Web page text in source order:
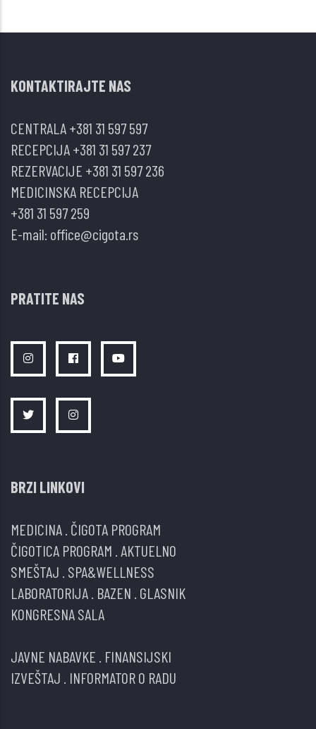
KONTAKTIRAJTE NAS
CENTRALA+381 31 597 597
RECEPCIJA+381 31 597 237
REZERVACIJE +381 31 597 236
MEDICINSKA RECEPCIJA
+381 31 597 259
E-mail: office@cigota.rs
PRATITE NAS
BRZI LINKOVI
MEDICINA ČIGOTA PROGRAM
ČIGOTICA PROGRAM AKTUELNO
SMEŠTAJ SPA&WELLNESS
LABORATORIJA BAZEN GLASNIK
KONGRESNA SALA
JAVNE NABAVKE FINANSIJSKI
IZVEŠTAJ INFORMATOR O RADU